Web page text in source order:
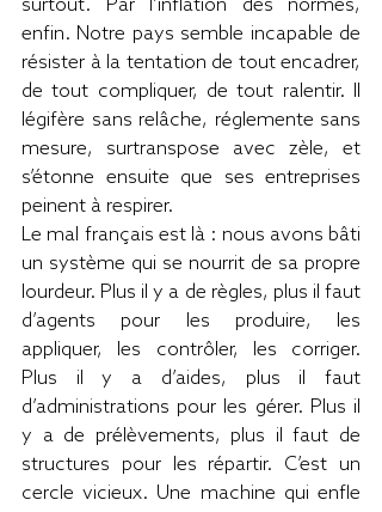
surtout. Par l’inflation des normes,
enfin. Notre pays semble incapable de
résister à la tentation de tout encadrer,
de tout compliquer, de tout ralentir. Il
légifère sans relâche, réglemente sans
mesure, surtranspose avec zèle, et
s’étonne ensuite que ses entreprises
peinent à respirer.
Le mal français est là : nous avons bâti
un système qui se nourrit de sa propre
lourdeur. Plus il y a de règles, plus il faut
d’agents pour les produire, les
appliquer, les contrôler, les corriger.
Plus il y a d’aides, plus il faut
d’administrations pour les gérer. Plus il
y a de prélèvements, plus il faut de
structures pour les répartir. C’est un
cercle vicieux. Une machine qui enfle